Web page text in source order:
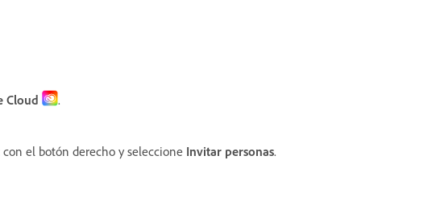
Cloud .
el botón derecho y seleccione Invitar personas.